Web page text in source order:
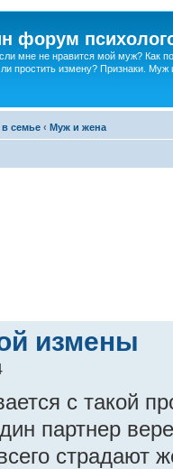
форум
мне не нравится мой муж? Как
простить измену? Признаки. Муж
семье ‹ Муж и жена
измены
с такой
партнер
страдают